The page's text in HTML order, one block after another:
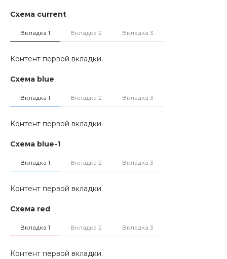
Схема current
Вкладка 1 Вкладка 2 Вкладка 3
Контент первой вкладки.
Схема blue
Вкладка 1 Вкладка 2 Вкладка 3
Контент первой вкладки.
Схема blue-1
Вкладка 1 Вкладка 2 Вкладка 3
Контент первой вкладки.
Схема red
Вкладка 1 Вкладка 2 Вкладка 3
Контент первой вкладки.